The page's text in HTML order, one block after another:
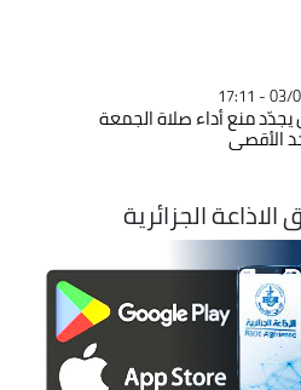
يجدّد منع أداء صلاة الجمعة
الأقصى
الجزائرية